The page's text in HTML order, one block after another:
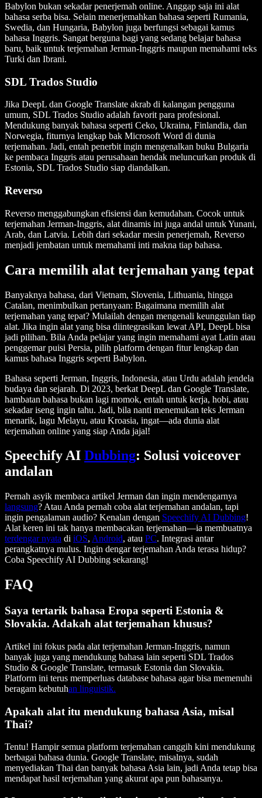
Babylon bukan sekadar penerjemah online. Anggap saja ini alat
bahasa serba bisa. Selain menerjemahkan bahasa seperti Rumania,
Swedia, dan Hungaria, Babylon juga berfungsi sebagai kamus
bahasa Inggris. Sangat berguna bagi yang sedang belajar bahasa
baru, baik untuk terjemahan Jerman-Inggris maupun memahami teks
Turki dan Ibrani.
SDL Trados Studio
Jika DeepL dan Google Translate akrab di kalangan pengguna
umum, SDL Trados Studio adalah favorit para profesional.
Mendukung banyak bahasa seperti Ceko, Ukraina, Finlandia, dan
Norwegia, fiturnya lengkap bak Microsoft Word di dunia
terjemahan. Jadi, entah penerbit ingin mengenalkan buku Bulgaria
ke pembaca Inggris atau perusahaan hendak meluncurkan produk di
Estonia, SDL Trados Studio siap diandalkan.
Reverso
Reverso menggabungkan efisiensi dan kemudahan. Cocok untuk
terjemahan Jerman-Inggris, alat dinamis ini juga andal untuk Yunani,
Arab, dan Latvia. Lebih dari sekadar mesin penerjemah, Reverso
menjadi jembatan untuk memahami inti makna tiap bahasa.
Cara memilih alat terjemahan yang tepat
Banyaknya bahasa, dari Vietnam, Slovenia, Lithuania, hingga
Catalan, menimbulkan pertanyaan: Bagaimana memilih alat
terjemahan yang tepat? Mulailah dengan mengenali keunggulan tiap
alat. Jika ingin alat yang bisa diintegrasikan lewat API, DeepL bisa
jadi pilihan. Bila Anda pelajar yang ingin memahami ayat Latin atau
penggemar puisi Persia, pilih platform dengan fitur lengkap dan
kamus bahasa Inggris seperti Babylon.
Bahasa seperti Jerman, Inggris, Indonesia, atau Urdu adalah jendela
budaya dan sejarah. Di 2023, berkat DeepL dan Google Translate,
hambatan bahasa bukan lagi momok, entah untuk kerja, hobi, atau
sekadar iseng ingin tahu. Jadi, bila nanti menemukan teks Jerman
menarik, lagu Melayu, atau Kroasia, ingat—ada dunia alat
terjemahan online yang siap Anda jajal!
Speechify AI Dubbing: Solusi voiceover
andalan
Pernah asyik membaca artikel Jerman dan ingin mendengarnya
langsung? Atau Anda pernah coba alat terjemahan andalan, tapi
ingin pengalaman audio? Kenalan dengan Speechify AI Dubbing!
Alat keren ini tak hanya membacakan terjemahan—ia membuatnya
terdengar nyata di iOS, Android, atau PC. Integrasi antar
perangkatnya mulus. Ingin dengar terjemahan Anda terasa hidup?
Coba Speechify AI Dubbing sekarang!
FAQ
Saya tertarik bahasa Eropa seperti Estonia &
Slovakia. Adakah alat terjemahan khusus?
Artikel ini fokus pada alat terjemahan Jerman-Inggris, namun
banyak juga yang mendukung bahasa lain seperti SDL Trados
Studio & Google Translate, termasuk Estonia dan Slovakia.
Platform ini terus memperluas database bahasa agar bisa memenuhi
beragam kebutuhan linguistik.
Apakah alat itu mendukung bahasa Asia, misal
Thai?
Tentu! Hampir semua platform terjemahan canggih kini mendukung
berbagai bahasa dunia. Google Translate, misalnya, sudah
menyediakan Thai dan banyak bahasa Asia lain, jadi Anda tetap bisa
mendapat hasil terjemahan yang akurat apa pun bahasanya.